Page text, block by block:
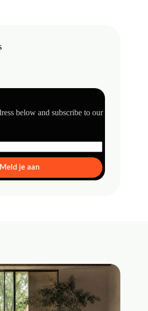
below and subscribe to our
Meld je aan